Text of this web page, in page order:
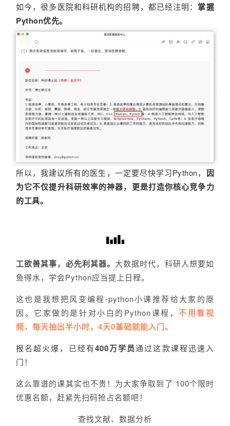
如今，很多医院和科研机构的招聘，都已经注明： 掌握
Python优先。
所以，我建议所有的医生，一定要尽快学习Python， 因
为它不仅提升科研效率的神器，更是打造你核心竞争力
的工具。
工欲善其事，必先利其器。 大数据时代，科研人想要如
鱼得水，学会Python应当提上日程。
这也是我想把风变编程-python小课推荐给大家的原
因。它家做的是针对小白的Python课程，不用看视
频，每天抽出半小时， 4天0基础就能入门。
报名超火爆，已经有400万学员通过这款课程迅速入
门！
这么靠谱的课其实也不贵！为大家争取到了 100个限时
优惠名额，赶紧先扫码抢占名额吧！
查找文献、数据分析